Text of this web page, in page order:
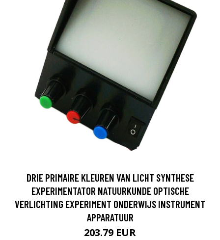
DRIE PRIMAIRE KLEUREN VAN LICHT SYNTHESE
EXPERIMENTATOR NATUURKUNDE OPTISCHE
VERLICHTING EXPERIMENT ONDERWIJS INSTRUMENT
APPARATUUR
203.79 EUR